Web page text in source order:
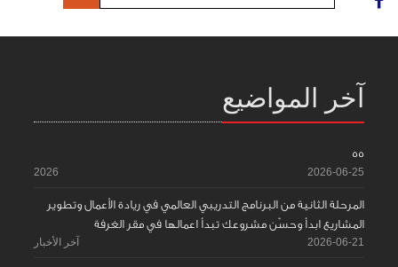
آخر المواضيع
55
2026-06-25
2026
المرحلة الثانية من البرنامج التدريبي العالمي في ريادة الأعمال وتطوير
المشاريع ابدأ وحسّن مشروعك تبدأ اعمالها في مقر الغرفة
2026-06-21 آخر الأخبار